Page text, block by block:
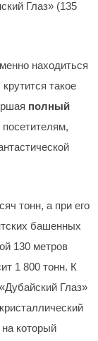
Глаз» (135
находиться
такое
полный
тонн, а при его
башенных
130 метров
1 800 тонн. К
Глаз»
который